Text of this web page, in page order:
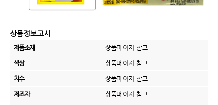
상품정보고시
제품소재 상품페이지 참고
색상 상품페이지 참고
치수 상품페이지 참고
제조자 상품페이지 참고